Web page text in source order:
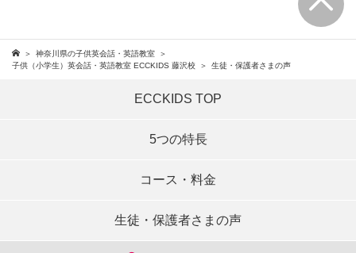
神奈川県の子供英会話・英語教室
子供（小学生）英会話・英語教室 ECCKIDS 藤沢校
生徒・保護者さまの声
ECCKIDS TOP
5つの特長
コース・料金
生徒・保護者さまの声